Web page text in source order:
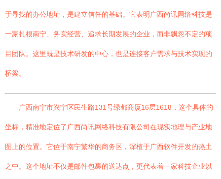
于寻找的办公地址，是建立信任的基础。它表明广西尚讯网络科技是
一家扎根南宁、务实经营、追求长期发展的企业，而非飘忽不定的项
目团队。这里既是技术研发的中心，也是连接客户需求与技术实现的
桥梁。
广西南宁市兴宁区民生路131号绿都商厦16层1618，这个具体的
坐标，精准地定位了广西尚讯网络科技有限公司在现实地理与产业地
图上的位置。它位于南宁繁华的商务区，深植于广西软件开发的热土
之中。这个地址不仅是邮件包裹的送达点，更代表着一家科技企业以